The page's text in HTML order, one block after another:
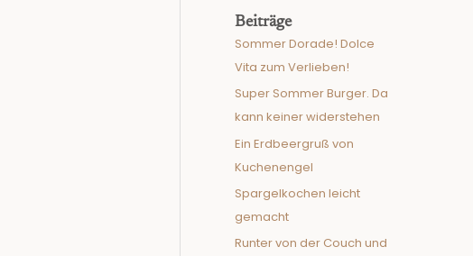
Beiträge
Sommer Dorade! Dolce
Vita zum Verlieben!
Super Sommer Burger. Da
kann keiner widerstehen
Ein Erdbeergruß von
Kuchenengel
Spargelkochen leicht
gemacht
Runter von der Couch und